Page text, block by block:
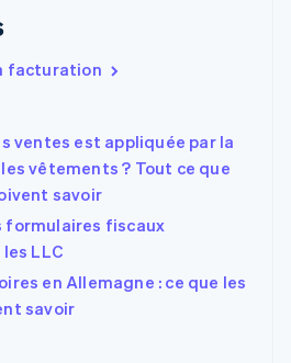
facturation
ventes est appliquée par la
vêtements ? Tout ce que
savoir
formulaires fiscaux
LLC
en Allemagne : ce que les
savoir